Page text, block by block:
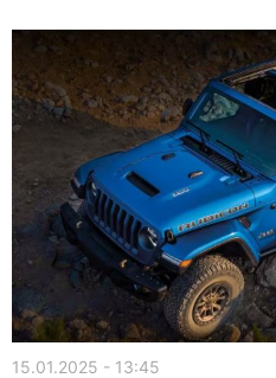
15.01.2025 - 13:45